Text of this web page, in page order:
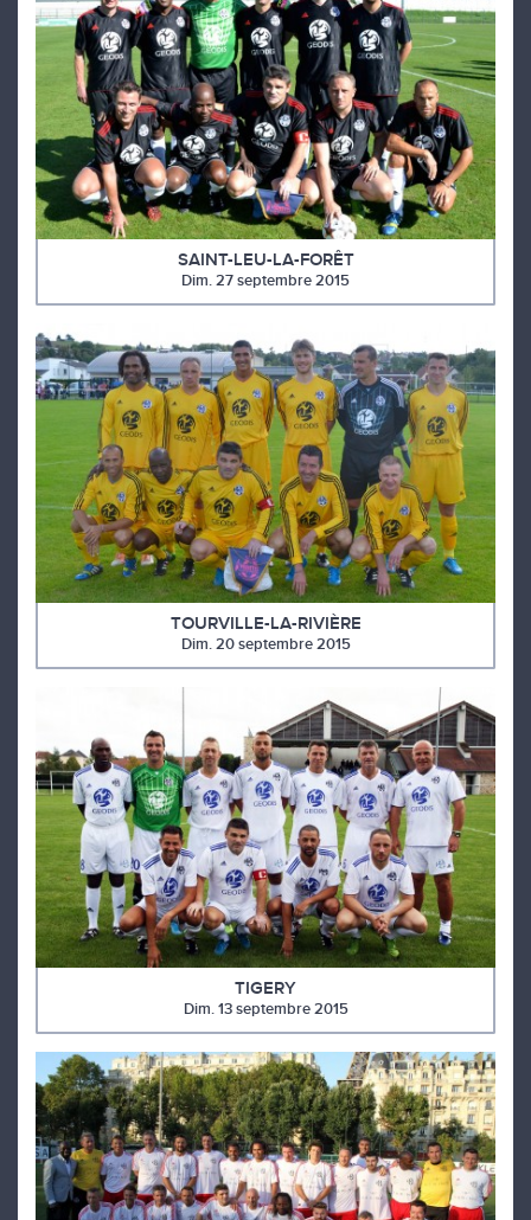
SAINT-LEU-LA-FORÊT
Dim. 27 septembre 2015
TOURVILLE-LA-RIVIÈRE
Dim. 20 septembre 2015
TIGERY
Dim. 13 septembre 2015